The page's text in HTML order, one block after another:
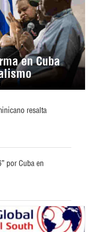
en Cuba
resalta
por Cuba en